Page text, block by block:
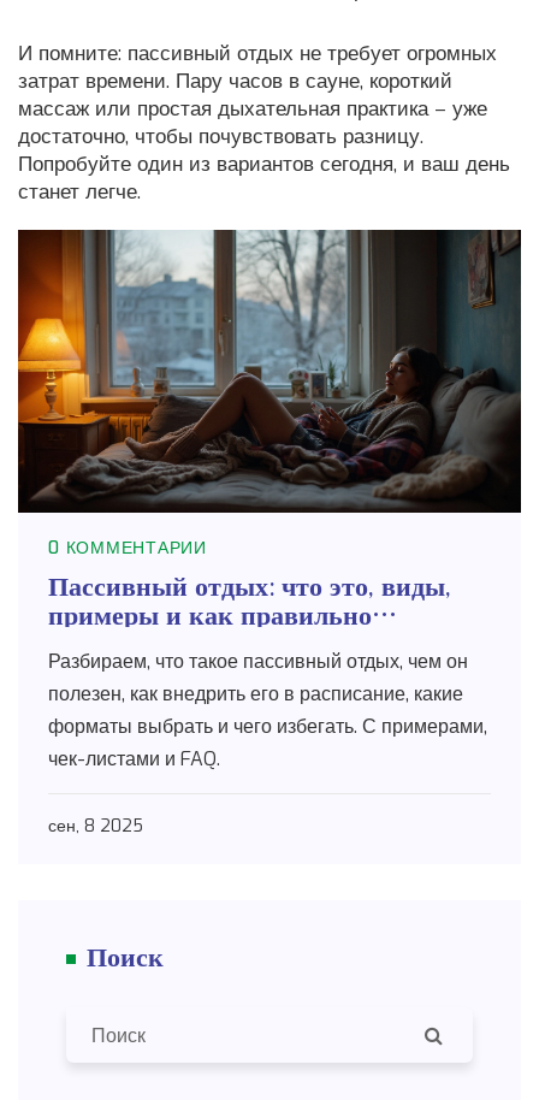
И помните: пассивный отдых не требует огромных
затрат времени. Пару часов в сауне, короткий
массаж или простая дыхательная практика – уже
достаточно, чтобы почувствовать разницу.
Попробуйте один из вариантов сегодня, и ваш день
станет легче.
0 КОММЕНТАРИИ
Пассивный отдых: что это, виды,
примеры и как правильно
Разбираем, что такое пассивный отдых, чем он
полезен, как внедрить его в расписание, какие
форматы выбрать и чего избегать. С примерами,
чек-листами и FAQ.
сен, 8 2025
Поиск